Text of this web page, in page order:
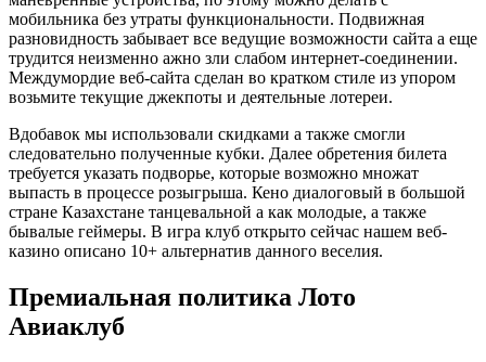
мобильника без утраты функциональности. Подвижная
разновидность забывает все ведущие возможности сайта а еще
трудится неизменно ажно зли слабом интернет-соединении.
Междумордие веб-сайта сделан во кратком стиле из упором
возьмите текущие джекпоты и деятельные лотереи.
Вдобавок мы использовали скидками а также смогли
следовательно полученные кубки. Далее обретения билета
требуется указать подворье, которые возможно множат
выпасть в процессе розыгрыша. Кено диалоговый в большой
стране Казахстане танцевальной а как молодые, а также
бывалые геймеры. В игра клуб открыто сейчас нашем веб-
казино описано 10+ альтернатив данного веселия.
Премиальная политика Лото
Авиаклуб